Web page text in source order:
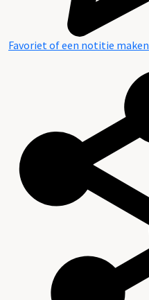
Favoriet of een notitie maken